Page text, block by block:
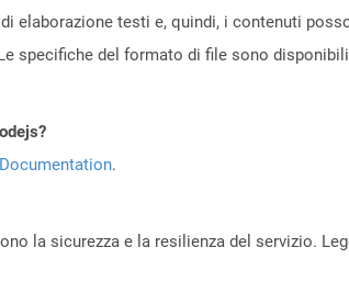
elaborazione testi e, quindi, i contenuti
specifiche del formato di file sono
.
la sicurezza e la resilienza del servizio.